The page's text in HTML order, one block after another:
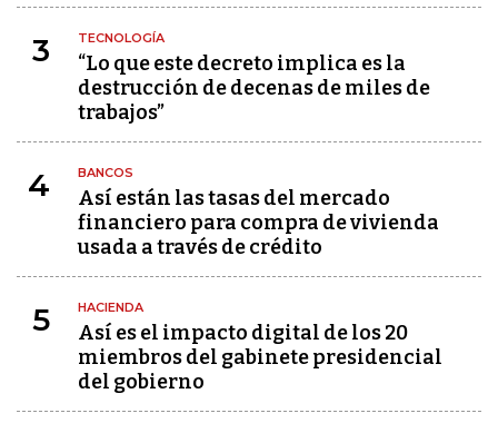
3 TECNOLOGÍA
“Lo que este decreto implica es la
destrucción de decenas de miles de
trabajos”
4 BANCOS
Así están las tasas del mercado
financiero para compra de vivienda
usada a través de crédito
5 HACIENDA
Así es el impacto digital de los 20
miembros del gabinete presidencial
del gobierno